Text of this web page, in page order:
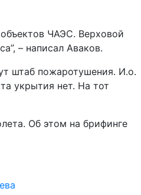
ЧАЭС. Верховой
– написал Аваков.
штаб пожаротушения. И.о.
укрытия нет. На тот
Об этом на брифинге